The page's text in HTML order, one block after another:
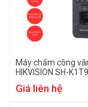
Máy chấm công
HIKVISION SH-
Giá liên hệ